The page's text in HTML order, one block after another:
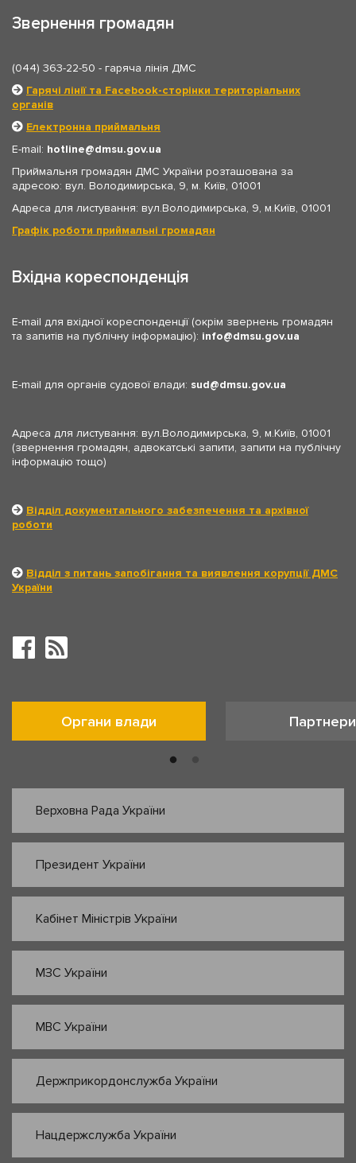
Звернення громадян
(044) 363-22-50 - гаряча лінія ДМС
Гарячі лінії та Facebook-сторінки територіальних
органів
Електронна приймальня
E-mail: hotline
dmsu.gov.ua
Приймальня громадян ДМС України розташована за
адресою: вул. Володимирська, 9, м. Київ, 01001
Адреса для листування: вул.Володимирська, 9, м.Київ, 01001
Графік роботи приймальні громадян
Вхідна кореспонденція
E-mail для вхідної кореспонденції (окрім звернень громадян
та запитів на публічну інформацію): info dmsu.gov.ua
E-mail для органів судової влади: sud dmsu.gov.ua
Адреса для листування: вул.Володимирська, 9, м.Київ, 01001
(звернення громадян, адвокатські запити, запити на публічну
інформацію тощо)
Відділ документального забезпечення та архівної
роботи
Відділ з питань запобігання та виявлення корупції ДМС
України
Органи влади Партнери
Верховна Рада України
Президент України
Кабінет Міністрів України
МЗС України
МВС України
Держприкордонслужба України
Нацдержслужба України